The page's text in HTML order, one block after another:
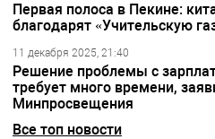
Первая полоса в Пекине:
благодарят «Учительскую
11 декабря 2025, 21:40
Решение проблемы с
требует много времени,
Минпросвещения
Все топ новости